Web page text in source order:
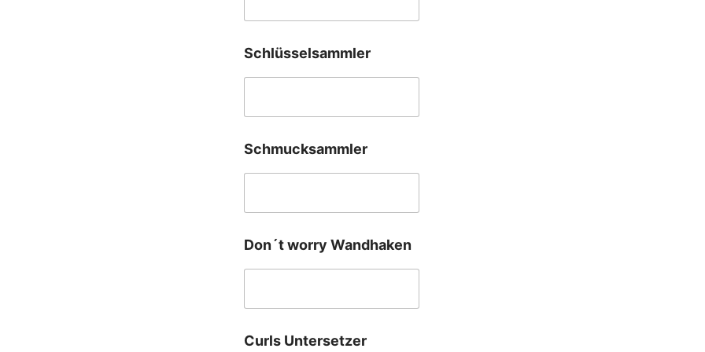
Schlüsselsammler
Schmucksammler
Don´t worry Wandhaken
Curls Untersetzer